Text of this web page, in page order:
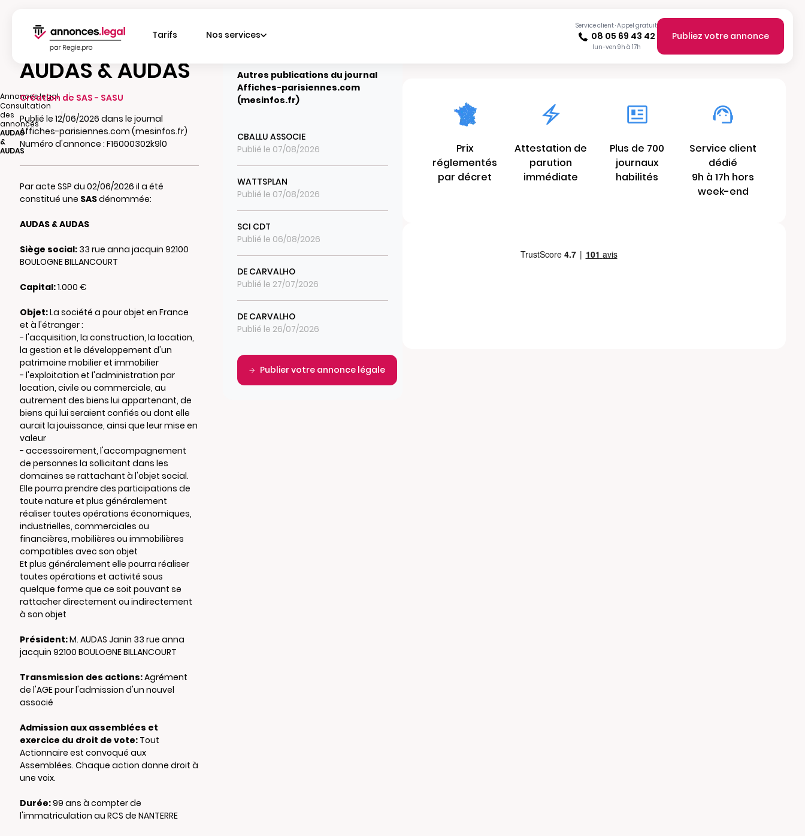
Tarifs Nos services
Service client · Appel gratuit
08 05 69 43 42
lun-ven 9h à 17h
Publiez votre annonce
Annonces.legal
|
Consultation
des
annonces
|
AUDAS
&
AUDAS
AUDAS & AUDAS
Création de SAS - SASU
Publié le 12/06/2026 dans le journal
Affiches-parisiennes.com (mesinfos.fr)
Numéro d'annonce : F16000302k9l0
Par acte SSP du 02/06/2026 il a été
constitué une SASdénommée:
AUDAS & AUDAS
Siège social:33 rue anna jacquin 92100
BOULOGNE BILLANCOURT
Capital:1.000 €
Objet:La société a pour objet en France
et à l'étranger :
- l'acquisition, la construction, la location,
la gestion et le développement d'un
patrimoine mobilier et immobilier
- l'exploitation et l'administration par
location, civile ou commerciale, au
autrement des biens lui appartenant, de
biens qui lui seraient confiés ou dont elle
aurait la jouissance, ainsi que leur mise en
valeur
- accessoirement, l'accompagnement
de personnes la sollicitant dans les
domaines se rattachant à l'objet social.
Elle pourra prendre des participations de
toute nature et plus généralement
réaliser toutes opérations économiques,
industrielles, commerciales ou
financières, mobilières ou immobilières
compatibles avec son objet
Et plus généralement elle pourra réaliser
toutes opérations et activité sous
quelque forme que ce soit pouvant se
rattacher directement ou indirectement
à son objet
Président:M. AUDAS Janin 33 rue anna
jacquin 92100 BOULOGNE BILLANCOURT
Transmission des actions:Agrément
de l'AGE pour l'admission d'un nouvel
associé
Admission aux assemblées et
exercice du droit de vote:Tout
Actionnaire est convoqué aux
Assemblées. Chaque action donne droit à
une voix.
Durée:99 ans à compter de
l'immatriculation au RCS de NANTERRE
Autres publications du journal
Affiches-parisiennes.com
(mesinfos.fr)
CBALLU ASSOCIE
Publié le 07/08/2026
WATTSPLAN
Publié le 07/08/2026
SCI CDT
Publié le 06/08/2026
DE CARVALHO
Publié le 27/07/2026
DE CARVALHO
Publié le 26/07/2026
Publier votre annonce légale
Prix
réglementés
par décret
Attestation de
parution
immédiate
Plus de 700
journaux
habilités
Service client
dédié
9h à 17h hors
week-end